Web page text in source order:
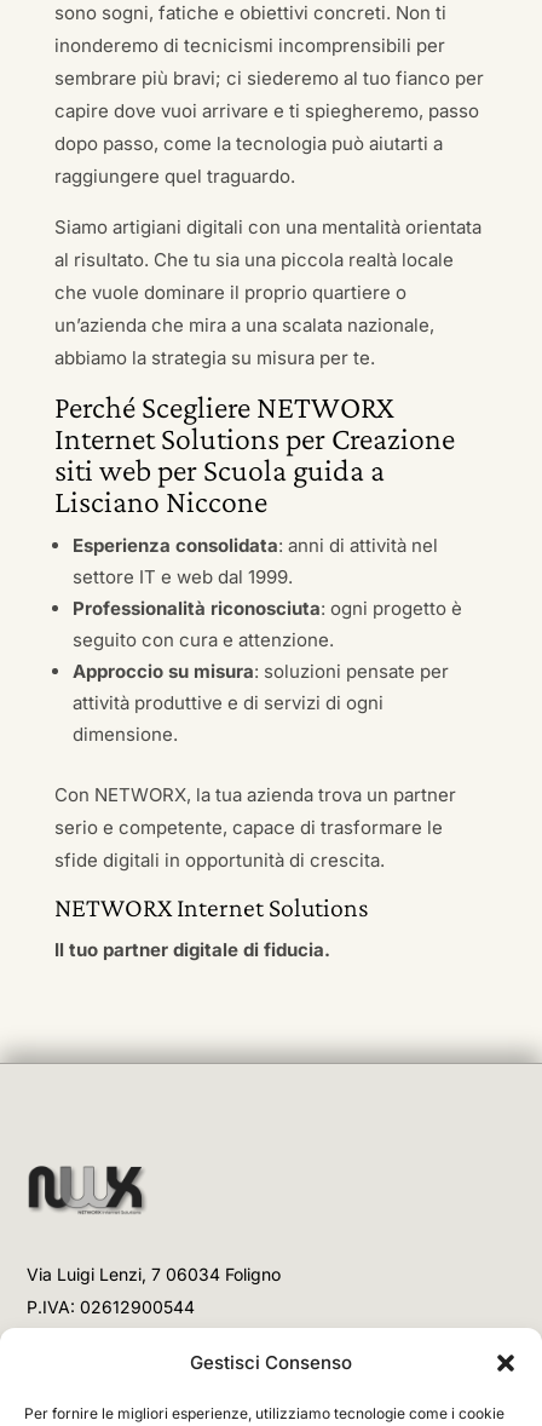
Gestisci Consenso
Per fornire le migliori esperienze, utilizziamo tecnologie come i cookie
sono sogni, fatiche e obiettivi concreti. Non ti
inonderemo di tecnicismi incomprensibili per
sembrare più bravi; ci siederemo al tuo fianco per
capire dove vuoi arrivare e ti spiegheremo, passo
dopo passo, come la tecnologia può aiutarti a
raggiungere quel traguardo.
Siamo artigiani digitali con una mentalità orientata
al risultato. Che tu sia una piccola realtà locale
che vuole dominare il proprio quartiere o
un’azienda che mira a una scalata nazionale,
abbiamo la strategia su misura per te.
Perché Scegliere NETWORX
Internet Solutions per Creazione
siti web per Scuola guida a
Lisciano Niccone
Esperienza consolidata: anni di attività nel
settore IT e web dal 1999.
Professionalità riconosciuta: ogni progetto è
seguito con cura e attenzione.
Approccio su misura: soluzioni pensate per
attività produttive e di servizi di ogni
dimensione.
Con NETWORX, la tua azienda trova un partner
serio e competente, capace di trasformare le
sfide digitali in opportunità di crescita.
NETWORX Internet Solutions
Il tuo partner digitale di fiducia.
Via Luigi Lenzi, 7 06034 Foligno
P.IVA: 02612900544
+39 3477853708 (Chiamata)